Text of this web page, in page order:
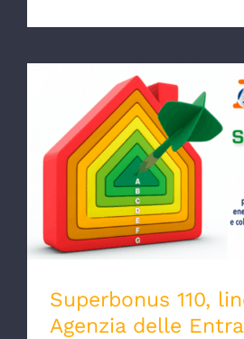
Superbonus 110, linee
Superbonus 110,
Agenzia delle